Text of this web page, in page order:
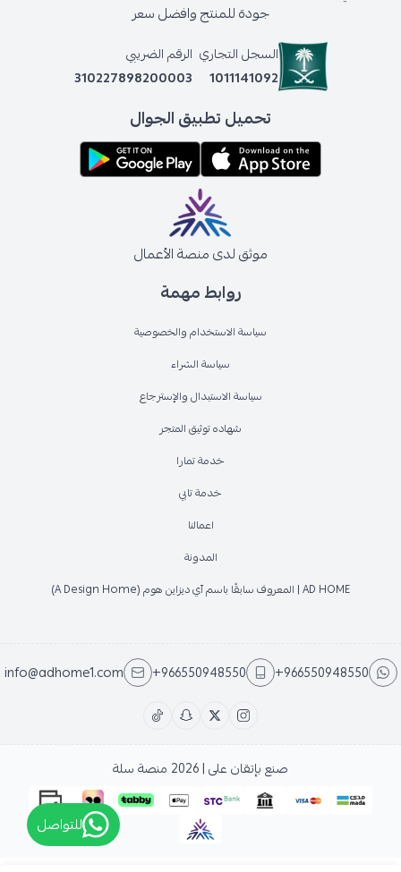
روابط مهمة
سياسة الاستخدام والخصوصية
سياسة الشراء
سياسة الاستبدال والإسترجاع
شهاده توثيق المتجر
خدمة تمارا
خدمة تابي
اعمالنا
المدونة
AD HOME | المعروف سابقًا باسم آي ديزاين هوم (A Design Home)
جودة للمنتج وافضل سعر
السجل التجاري
1011141092
الرقم الضريبي
310227898200003
تحميل تطبيق الجوال
موثق لدى منصة الأعمال
+966550948550
+966550948550
info@adhome1.com
صنع بإتقان على | 2026 منصة سلة
للتواصل